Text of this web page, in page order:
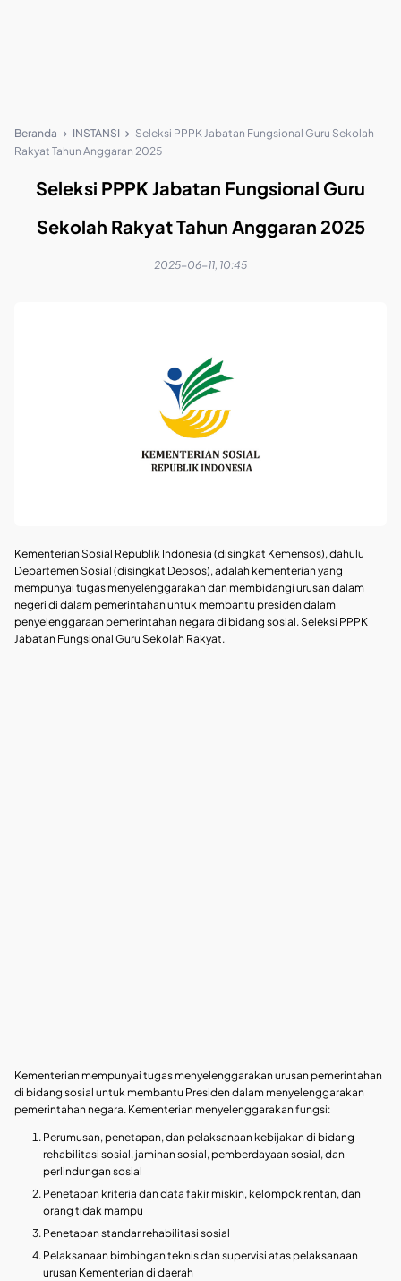
Beranda INSTANSI
Seleksi PPPK Jabatan Fungsional Guru Sekolah
Rakyat Tahun Anggaran 2025
Seleksi PPPK Jabatan Fungsional Guru
Sekolah Rakyat Tahun Anggaran 2025
2025-06-11, 10:45
Kementerian Sosial Republik Indonesia (disingkat Kemensos), dahulu
Departemen Sosial (disingkat Depsos), adalah kementerian yang
mempunyai tugas menyelenggarakan dan membidangi urusan dalam
negeri di dalam pemerintahan untuk membantu presiden dalam
penyelenggaraan pemerintahan negara di bidang sosial. Seleksi PPPK
Jabatan Fungsional Guru Sekolah Rakyat.
Kementerian mempunyai tugas menyelenggarakan urusan pemerintahan
di bidang sosial untuk membantu Presiden dalam menyelenggarakan
pemerintahan negara. Kementerian menyelenggarakan fungsi:
Perumusan, penetapan, dan pelaksanaan kebijakan di bidang
rehabilitasi sosial, jaminan sosial, pemberdayaan sosial, dan
perlindungan sosial
Penetapan kriteria dan data fakir miskin, kelompok rentan, dan
orang tidak mampu
Penetapan standar rehabilitasi sosial
Pelaksanaan bimbingan teknis dan supervisi atas pelaksanaan
urusan Kementerian di daerah